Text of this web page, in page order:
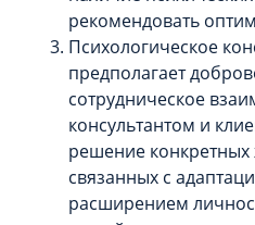
рекомендовать
Психологическое
предполагает
сотрудническое
консультантом и
решение
связанных с
расширением